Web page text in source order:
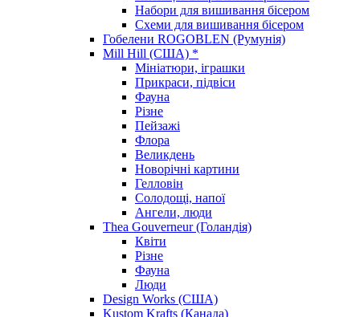
Набори для вишивання бісером
Схеми для вишивання бісером
Гобелени ROGOBLEN (Румунія)
Mill Hill (США) *
Мініатюри, іграшки
Прикраси, підвіси
Фауна
Різне
Пейзажі
Флора
Великдень
Новорічні картини
Гелловін
Солодощі, напої
Ангели, люди
Thea Gouverneur (Голандія)
Квіти
Різне
Фауна
Люди
Design Works (США)
Kustom Krafts (Канада)